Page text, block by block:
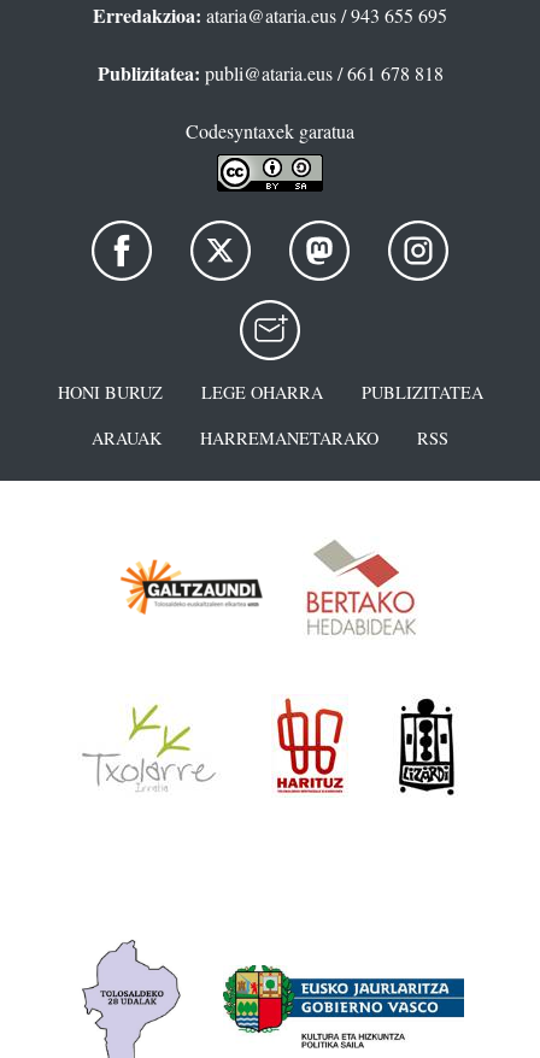
Erredakzioa: ataria@ataria.eus/ 943 655 695
Publizitatea: publi@ataria.eus/ 661 678 818
Codesyntaxek garatua
HONI BURUZ LEGE OHARRA
PUBLIZITATEA
ARAUAK
HARREMANETARAKO RSS